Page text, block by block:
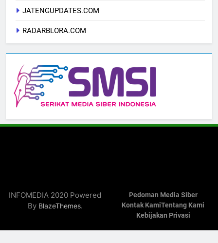
JATENGUPDATES.COM
RADARBLORA.COM
INFOMEDIA 2020 Powered
By BlazeThemes.
Pedoman Media Siber
Kontak KamiTentang Kami
Kebijakan Privasi